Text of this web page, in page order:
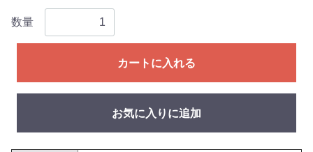
数量
カートに入れる
お気に入りに追加